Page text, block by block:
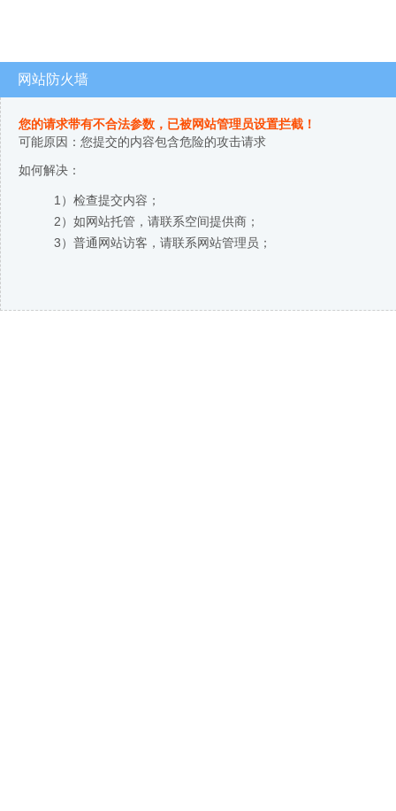
网站防火墙
您的请求带有不合法参数，已被网站管理员设置拦截！
可能原因：您提交的内容包含危险的攻击请求
如何解决：
1）检查提交内容；
2）如网站托管，请联系空间提供商；
3）普通网站访客，请联系网站管理员；